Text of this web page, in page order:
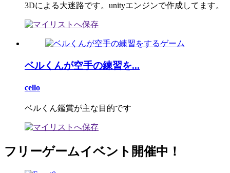
3Dによる大迷路です。unityエンジンで作成してます。
ベルくんが空手の練習を...
cello
ベルくん鑑賞が主な目的です
フリーゲームイベント開催中！